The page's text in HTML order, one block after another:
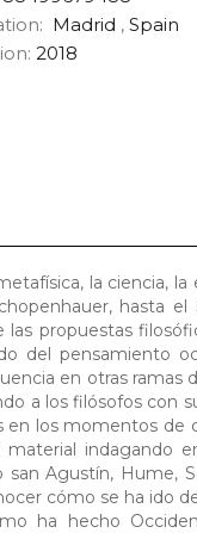
Madrid , Spain
2018
la ciencia,
hasta
propuestas
del pensamiento
en otras ramas
a los filósofos con
los momentos de
indagando
Agustín, Hume,
cómo se ha ido
ha hecho